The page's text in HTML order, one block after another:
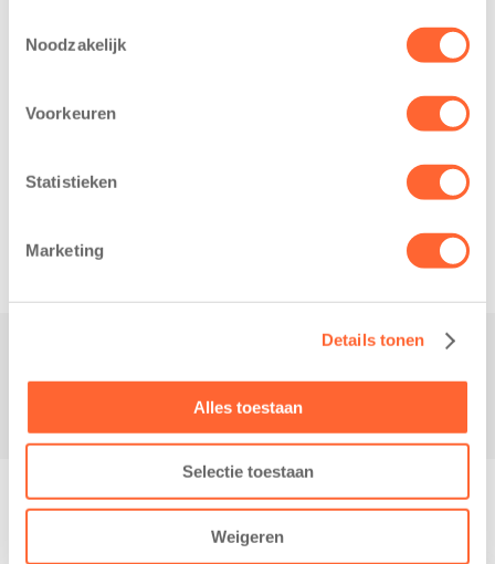
Noodzakelijk
Voorkeuren
Statistieken
Marketing
Details tonen
Alles toestaan
Selectie toestaan
Weigeren
Related posts
Contact
© Copyright - Kidsfirst